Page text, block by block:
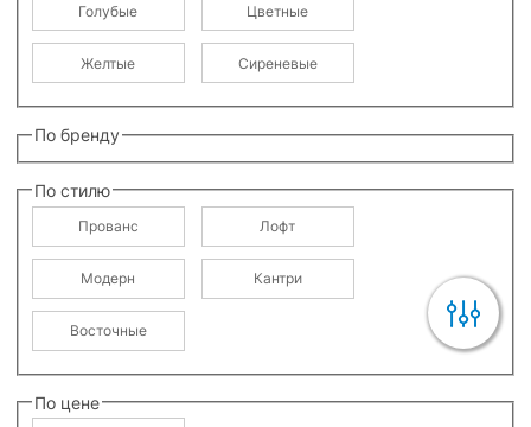
Голубые Цветные
Желтые Сиреневые
По бренду
По стилю
Прованс Лофт
Модерн Кантри
Восточные
По цене